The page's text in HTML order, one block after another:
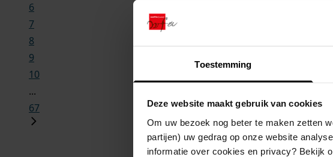
Toestemming
Deze website maakt gebruik van cookies
Om uw bezoek nog beter te maken zetten
partijen) uw gedrag op onze website
informatie over cookies en privacy? Bekijk
6
7
8
9
10
...
67